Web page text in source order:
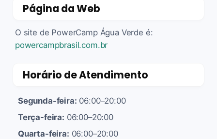
Página da Web
O site de PowerCamp Água Verde é:
powercampbrasil.com.br
Horário de Atendimento
Segunda-feira: 06:00–20:00
Terça-feira: 06:00–20:00
Quarta-feira: 06:00–20:00